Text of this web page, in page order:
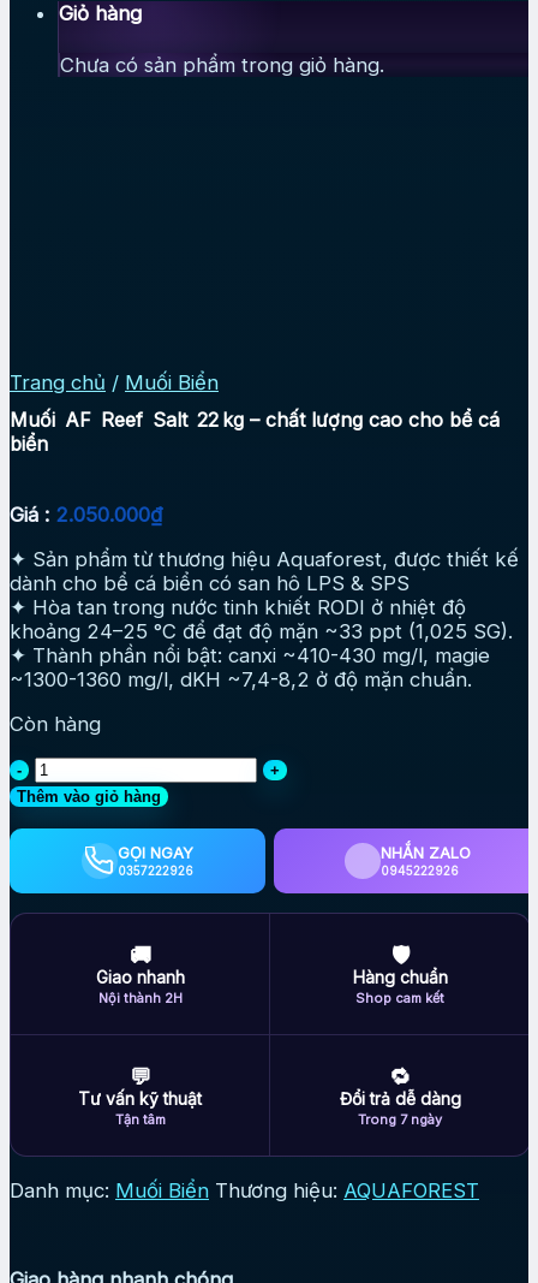
Giỏ hàng
Chưa có sản phẩm trong giỏ hàng.
Trang chủ / Muối Biển
Muối AF Reef Salt 22 kg – chất lượng cao cho bể cá
biển
Giá : 2.050.000₫
✦ Sản phẩm từ thương hiệu Aquaforest, được thiết kế
dành cho bể cá biển có san hô LPS & SPS
✦ Hòa tan trong nước tinh khiết RODI ở nhiệt độ
khoảng 24–25 °C để đạt độ mặn ~33 ppt (1,025 SG).
✦ Thành phần nổi bật: canxi ~410-430 mg/l, magie
~1300-1360 mg/l, dKH ~7,4-8,2 ở độ mặn chuẩn.
Còn hàng
Muối
AF
Reef
22 kg
chất
cá
lượng
Thêm vào giỏ hàng
GỌI NGAY
0357222926
NHẮN ZALO
0945222926
🚚
Giao nhanh
Nội thành 2H
🛡
Hàng chuẩn
Shop cam kết
💬
Tư vấn kỹ thuật
Tận tâm
🔁
Đổi trả dễ dàng
Trong 7 ngày
Danh mục: Muối Biển Thương hiệu: AQUAFOREST